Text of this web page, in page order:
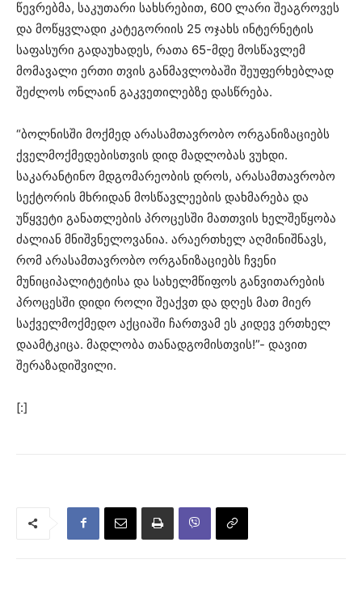
წევრებმა, საკუთარი სახსრებით, 600 ლარი შეაგროვეს
და მოწყვლადი კატეგორიის 25 ოჯახს ინტერნეტის
საფასური გადაუხადეს, რათა 65-მდე მოსწავლემ
მომავალი ერთი თვის განმავლობაში შეუფერხებლად
შეძლოს ონლაინ გაკვეთილებზე დასწრება.
“ბოლნისში მოქმედ არასამთავრობო ორგანიზაციებს
ქველმოქმედებისთვის დიდ მადლობას ვუხდი.
საკარანტინო მდგომარეობის დროს, არასამთავრობო
სექტორის მხრიდან მოსწავლეების დახმარება და
უწყვეტი განათლების პროცესში მათთვის ხელშეწყობა
ძალიან მნიშვნელოვანია. არაერთხელ აღმინიშნავს,
რომ არასამთავრობო ორგანიზაციებს ჩვენი
მუნიციპალიტეტისა და სახელმწიფოს განვითარების
პროცესში დიდი როლი შეაქვთ და დღეს მათ მიერ
საქველმოქმედო აქციაში ჩართვამ ეს კიდევ ერთხელ
დაამტკიცა. მადლობა თანადგომისთვის!”- დავით
შერაზადიშვილი.
[:]